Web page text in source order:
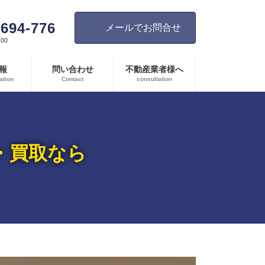
776 メールでお問合せ
問い合わせ
Contact
不動産業者様へ
consultation
買取なら